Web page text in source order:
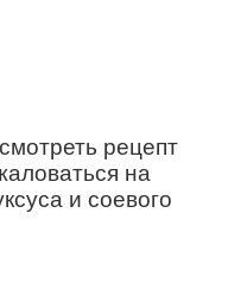
рецепт
на
и соевого